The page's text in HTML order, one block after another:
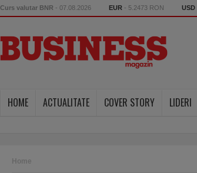
Curs valutar BNR - 07.08.2026 EUR - 5.2473 RON USD
HOME ACTUALITATE COVER STORY LIDERI
Home